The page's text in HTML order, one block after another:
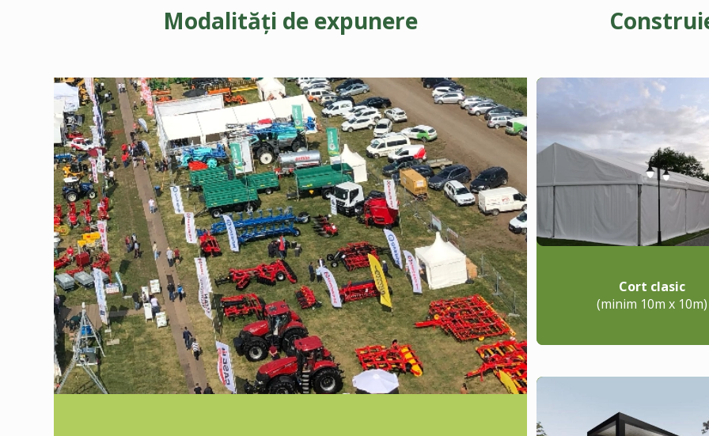
Modalități de expunere
Cort clasic
(minim 10m x 10m)